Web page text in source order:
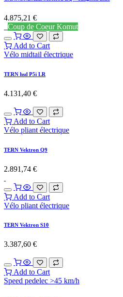
4.875,21 €
Coup de Coeur Komut
Add to Cart
Vélo midtail électrique
TERN hsd P5i LR
4.131,40 €
Add to Cart
Vélo pliant électrique
TERN Vektron Q9
2.891,74 €
Add to Cart
Vélo pliant électrique
TERN Vektron S10
3.387,60 €
Add to Cart
Speed pedelec >45 km/h